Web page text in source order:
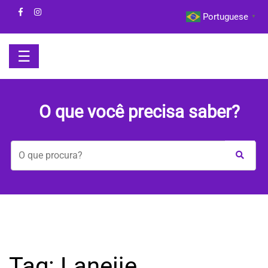
content
HOME
COM
☰
O que você precisa saber?
Portuguese ▼